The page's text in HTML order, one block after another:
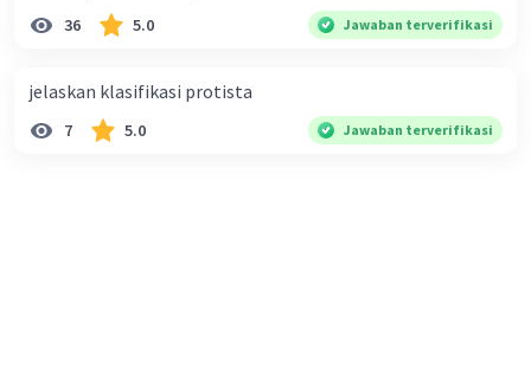
36 5.0 Jawaban terverifikasi
jelaskan klasifikasi protista
7 5.0 Jawaban terverifikasi